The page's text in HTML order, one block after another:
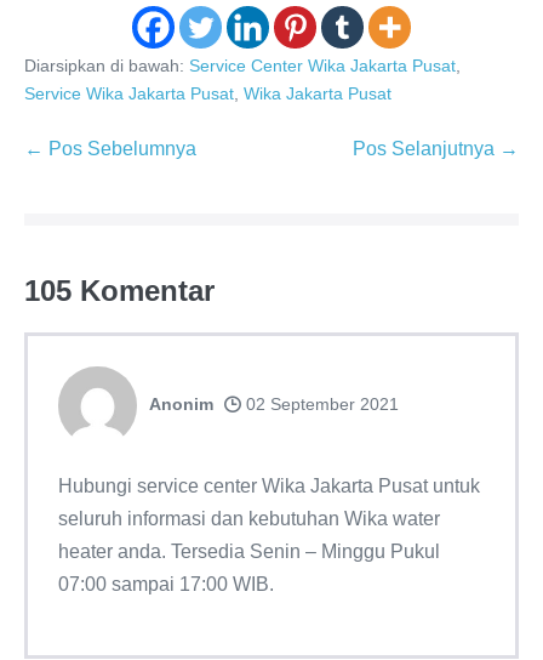
Diarsipkan di bawah: Service Center Wika Jakarta Pusat
Service Wika Jakarta Pusat Wika Jakarta Pusat
Navigasi
← Pos Sebelumnya Pos Selanjutnya →
105 Komentar
Anonim 02 September 2021
Hubungi service center Wika Jakarta Pusat untuk
seluruh informasi dan kebutuhan Wika water
heater anda. Tersedia Senin – Minggu Pukul
07:00 sampai 17:00 WIB.